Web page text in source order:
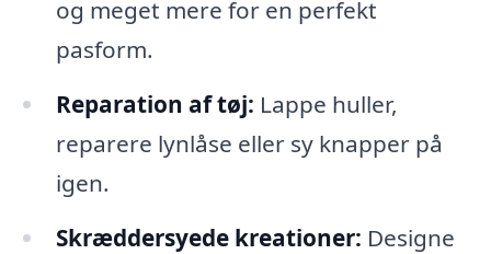
og meget mere for en perfekt
pasform.
Reparation af tøj: Lappe huller,
reparere lynlåse eller sy knapper på
igen.
Skræddersyede kreationer: Designe